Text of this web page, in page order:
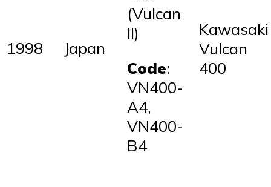
1998 Japan
(Vulcan
II)
Code:
VN400-
A4,
VN400-
B4
Kawasaki
Vulcan
400